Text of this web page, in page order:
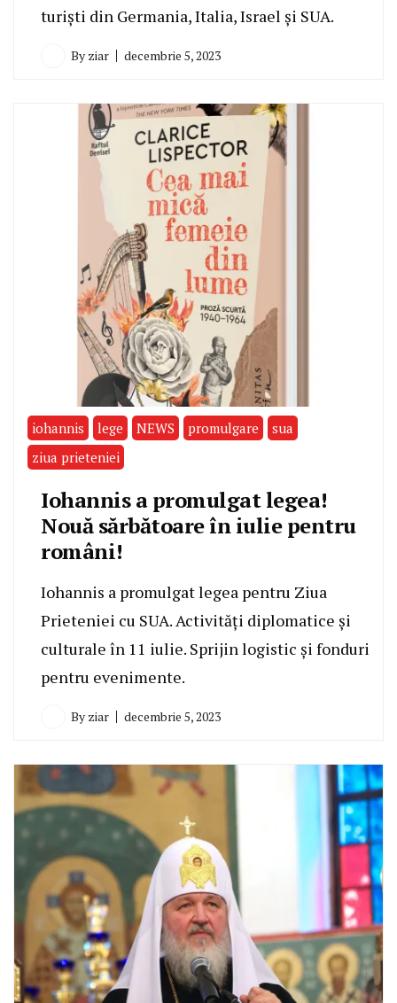
turiști din Germania, Italia, Israel și SUA.
By ziar decembrie 5, 2023
iohannis lege NEWS promulgare
sua
ziua prieteniei
Iohannis a promulgat legea!
Nouă sărbătoare în iulie pentru
români!
Iohannis a promulgat legea pentru Ziua
Prieteniei cu SUA. Activități diplomatice și
culturale în 11 iulie. Sprijin logistic și fonduri
pentru evenimente.
By ziar decembrie 5, 2023